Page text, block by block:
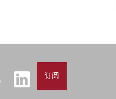
订阅
LinkedIn